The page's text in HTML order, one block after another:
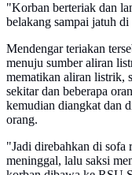
"Korban berteriak dan
belakang sampai jatuh
Mendengar teriakan
menuju sumber aliran
mematikan aliran listrik,
sekitar dan beberapa
kemudian diangkat dan
orang.
"Jadi direbahkan di sofa
meninggal, lalu saksi